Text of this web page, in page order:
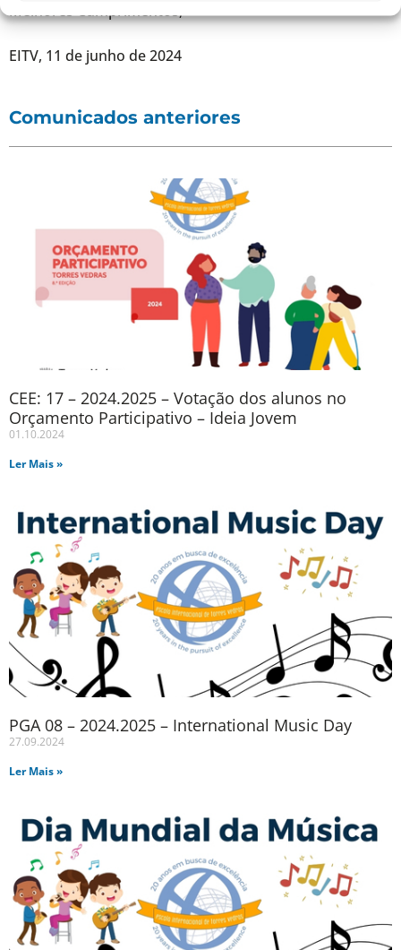
Melhores Cumprimentos,
EITV, 11 de junho de 2024
Comunicados anteriores
CEE: 17 – 2024.2025 – Votação dos alunos no
Orçamento Participativo – Ideia Jovem
01.10.2024
Ler Mais »
PGA 08 – 2024.2025 – International Music Day
27.09.2024
Ler Mais »